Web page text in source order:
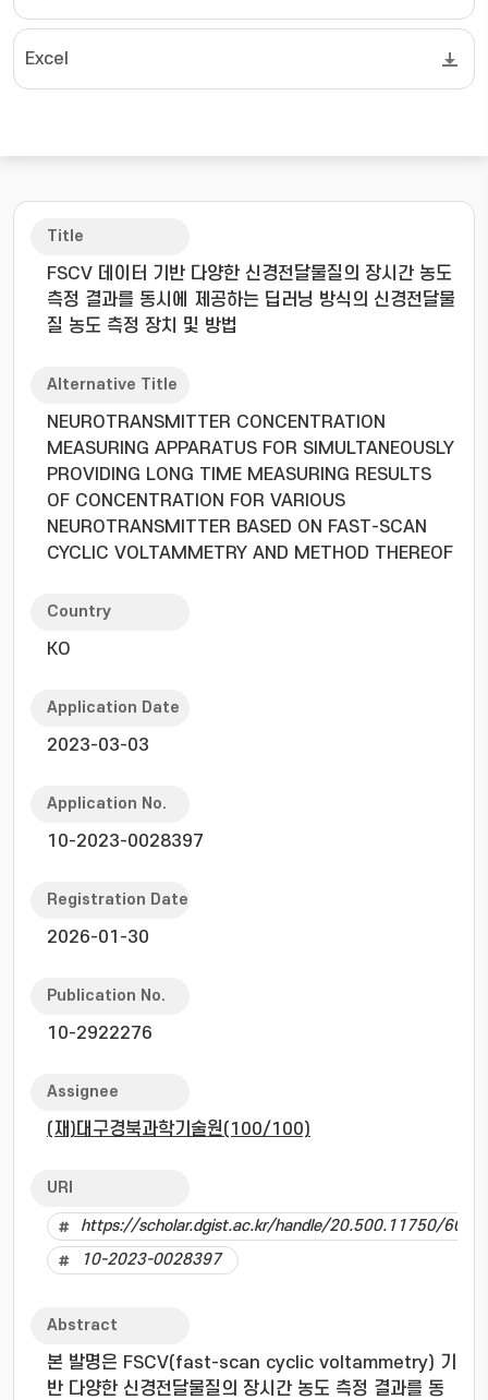
Excel
Title
FSCV 데이터 기반 다양한 신경전달물질의 장시간 농도
측정 결과를 동시에 제공하는 딥러닝 방식의 신경전달물
질 농도 측정 장치 및 방법
Alternative Title
NEUROTRANSMITTER CONCENTRATION
MEASURING APPARATUS FOR SIMULTANEOUSLY
PROVIDING LONG TIME MEASURING RESULTS
OF CONCENTRATION FOR VARIOUS
NEUROTRANSMITTER BASED ON FAST-SCAN
CYCLIC VOLTAMMETRY AND METHOD THEREOF
Country
KO
Application Date
2023-03-03
Application No.
10-2023-0028397
Registration Date
2026-01-30
Publication No.
10-2922276
Assignee
(재)대구경북과학기술원(100/100)
URI
https://scholar.dgist.ac.kr/handle/20.500.11750/
10-2023-0028397
Abstract
본 발명은 FSCV(fast-scan cyclic voltammetry) 기
반 다양한 신경전달물질의 장시간 농도 측정 결과를 동